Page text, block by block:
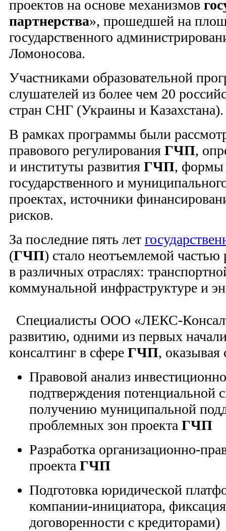
проектов на основе механизмов
партнерства», прошедшей на
государственного
Ломоносова.
Участниками образовательной
слушателей из более чем 20
стран СНГ (Украины и Казахстана).
В рамках программы были
правового регулирования ГЧП,
и институты развития ГЧП, формы
государственного и
проектах, источники
рисков.
За последние пять лет
(ГЧП) стало неотъемлемой
в различных отраслях:
коммунальной инфраструктуре и
Специалисты ООО «ЛЕКС-
развитию, одними из первых
консалтинг в сфере ГЧП,
Правовой анализ
подтверждения потенциальной
получению муниципальной
проблемных зон проекта ГЧП
Разработка организационно-
проекта ГЧП
Подготовка юридической
компании-инициатора,
договоренности с кредиторами)